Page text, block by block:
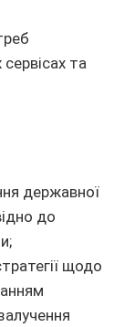
та
державної
до
щодо